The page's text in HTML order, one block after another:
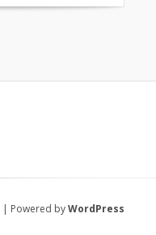
| Powered byWordPress